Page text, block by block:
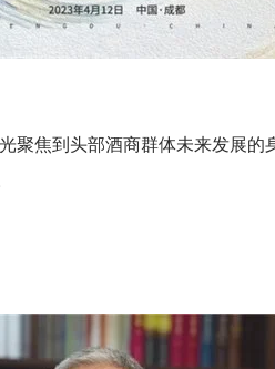
聚焦到头部酒商群体未来发展的